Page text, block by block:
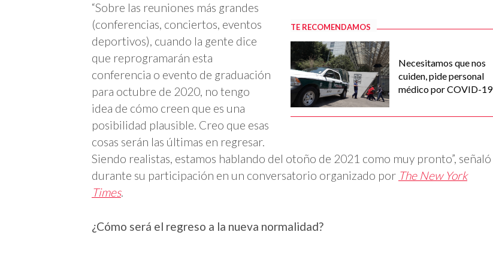
TE RECOMENDAMOS
Necesitamos que nos
cuiden, pide personal
médico por COVID-19
“Sobre las reuniones más grandes
(conferencias, conciertos, eventos
deportivos), cuando la gente dice
que reprogramarán esta
conferencia o evento de graduación
para octubre de 2020, no tengo
idea de cómo creen que es una
posibilidad plausible. Creo que esas
cosas serán las últimas en regresar.
Siendo realistas, estamos hablando del otoño de 2021 como muy pronto”, señaló
durante su participación en un conversatorio organizado por The New York
Times.
¿Cómo será el regreso a la nueva normalidad?